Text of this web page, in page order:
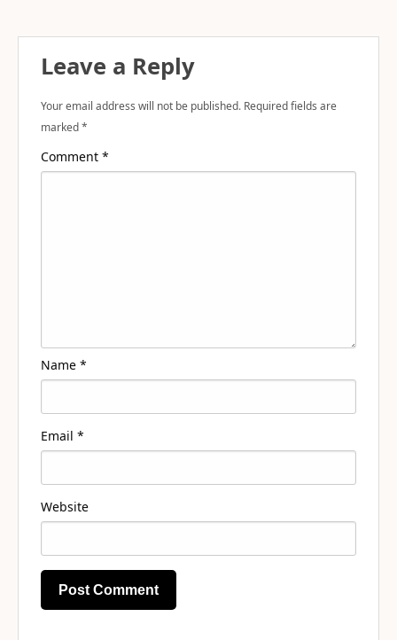
Leave a Reply
Your email address will not be published. Required fields are
marked*
Comment *
Name *
Email *
Website